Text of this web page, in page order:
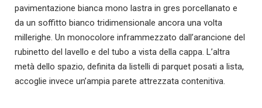
pavimentazione bianca mono lastra in gres porcellanato e
da un soffitto bianco tridimensionale ancora una volta
millerighe. Un monocolore inframmezzato dall’arancione del
rubinetto del lavello e del tubo a vista della cappa. L’altra
metà dello spazio, definita da listelli di parquet posati a lista,
accoglie invece un’ampia parete attrezzata contenitiva.